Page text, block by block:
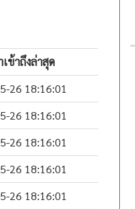
เข้าถึงล่าสุด
26 18:16:01
26 18:16:01
26 18:16:01
26 18:16:01
26 18:16:01